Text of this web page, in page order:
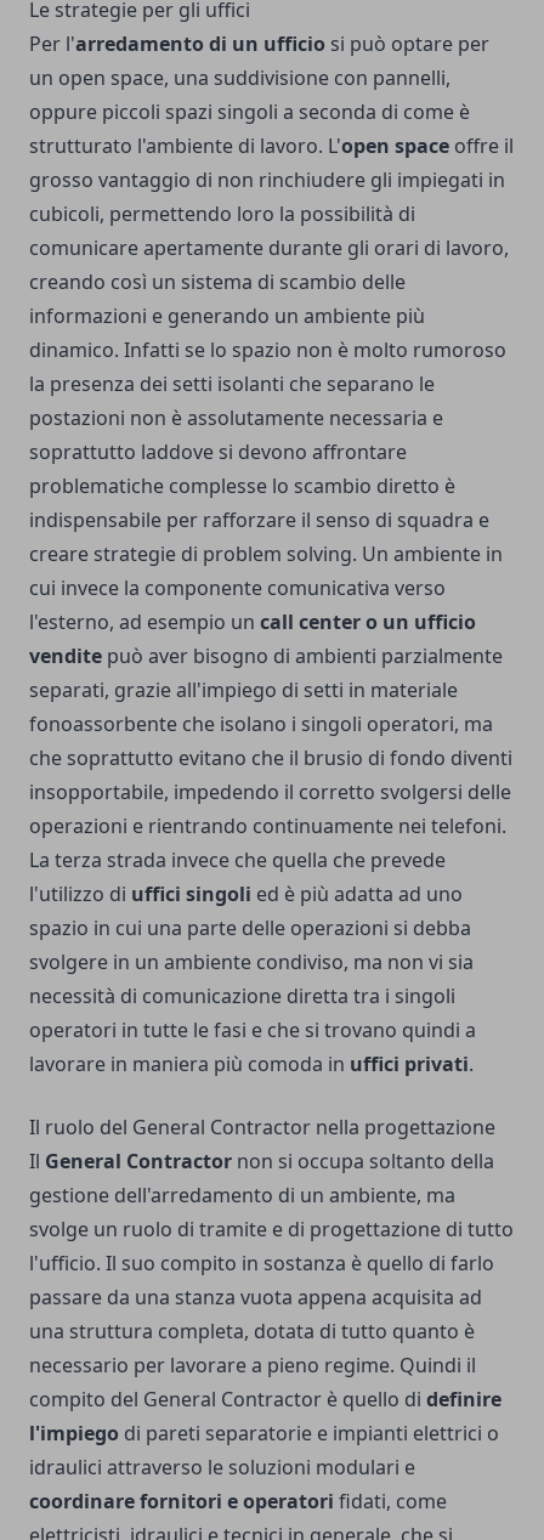
Le strategie per gli uffici
Per l'arredamento di un ufficio si può optare per
un open space, una suddivisione con pannelli,
oppure piccoli spazi singoli a seconda di come è
strutturato l'ambiente di lavoro. L'open space offre il
grosso vantaggio di non rinchiudere gli impiegati in
cubicoli, permettendo loro la possibilità di
comunicare apertamente durante gli orari di lavoro,
creando così un sistema di scambio delle
informazioni e generando un ambiente più
dinamico. Infatti se lo spazio non è molto rumoroso
la presenza dei setti isolanti che separano le
postazioni non è assolutamente necessaria e
soprattutto laddove si devono affrontare
problematiche complesse lo scambio diretto è
indispensabile per rafforzare il senso di squadra e
creare strategie di problem solving. Un ambiente in
cui invece la componente comunicativa verso
l'esterno, ad esempio un call center o un ufficio
vendite può aver bisogno di ambienti parzialmente
separati, grazie all'impiego di setti in materiale
fonoassorbente che isolano i singoli operatori, ma
che soprattutto evitano che il brusio di fondo diventi
insopportabile, impedendo il corretto svolgersi delle
operazioni e rientrando continuamente nei telefoni.
La terza strada invece che quella che prevede
l'utilizzo di uffici singoli ed è più adatta ad uno
spazio in cui una parte delle operazioni si debba
svolgere in un ambiente condiviso, ma non vi sia
necessità di comunicazione diretta tra i singoli
operatori in tutte le fasi e che si trovano quindi a
lavorare in maniera più comoda in uffici privati.
Il ruolo del General Contractor nella progettazione
Il General Contractor non si occupa soltanto della
gestione dell'arredamento di un ambiente, ma
svolge un ruolo di tramite e di progettazione di tutto
l'ufficio. Il suo compito in sostanza è quello di farlo
passare da una stanza vuota appena acquisita ad
una struttura completa, dotata di tutto quanto è
necessario per lavorare a pieno regime. Quindi il
compito del General Contractor è quello di definire
l'impiego di pareti separatorie e impianti elettrici o
idraulici attraverso le soluzioni modulari e
coordinare fornitori e operatori fidati, come